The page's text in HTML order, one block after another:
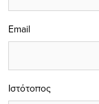
Email
Ιστότοπος